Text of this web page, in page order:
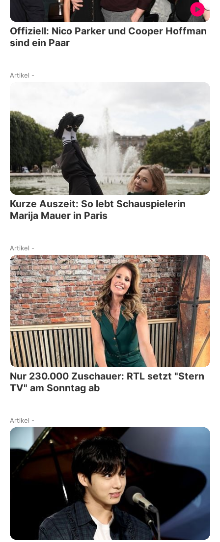
Offiziell: Nico Parker und Cooper Hoffman
sind ein Paar
Artikel -
Kurze Auszeit: So lebt Schauspielerin
Marija Mauer in Paris
Artikel -
Nur 230.000 Zuschauer: RTL setzt "Stern
TV" am Sonntag ab
Artikel -